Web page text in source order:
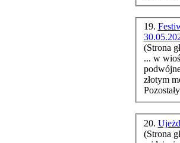
19.
(Strona
... w
złotym
20.
(Strona